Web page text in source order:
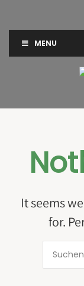
MENU
It seems
for.